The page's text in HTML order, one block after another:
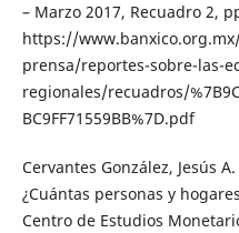
– Marzo 2017, Recuadro 2,
https://
prensa/reportes-sobre-las-
regionales/recuadros/
BC9FF71559BB%7D.pdf
Cervantes González, Jesús
¿Cuántas personas y
Centro de Estudios